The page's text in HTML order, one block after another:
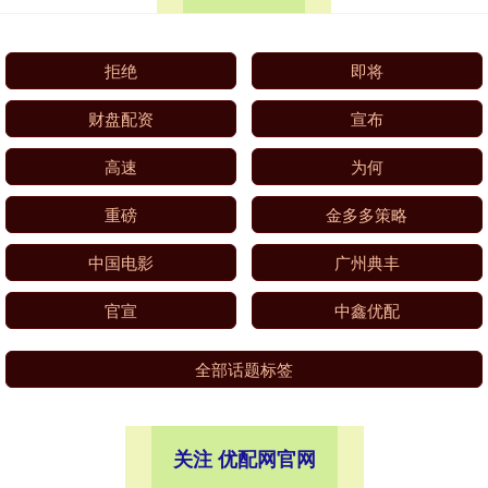
拒绝 即将
财盘配资 宣布
高速 为何
重磅 金多多策略
中国电影 广州典丰
官宣 中鑫优配
全部话题标签
关注 优配网官网